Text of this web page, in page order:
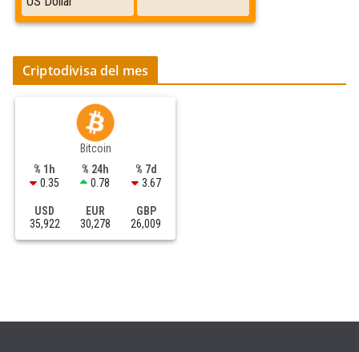
Criptodivisa del mes
Bitcoin
% 1h
0.35
% 24h
0.78
% 7d
3.67
USD
35,922
EUR
30,278
GBP
26,009